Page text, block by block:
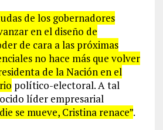
de los gobernadores
en el diseño de
de cara a las próximas
no hace más que volver
de la Nación en el
político-electoral. A tal
líder empresarial
se mueve, Cristina renace”.